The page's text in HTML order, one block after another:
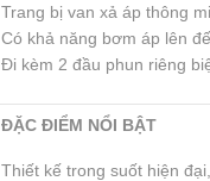
Trang bị van xả áp thông
Có khả năng bơm áp lên
Đi kèm 2 đầu phun riêng
ĐẶC ĐIỂM NỔI BẬT
Thiết kế trong suốt hiện